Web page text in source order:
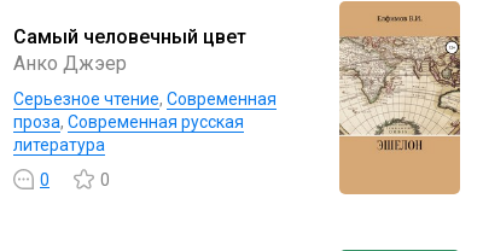
Самый человечный цвет
Анко Джэер
Серьезное чтение, Современная
проза, Современная русская
литература
0
0